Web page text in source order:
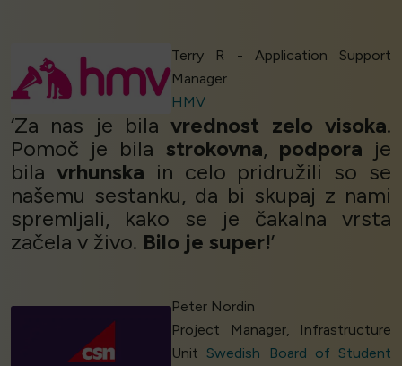
Terry R - Application Support
Manager
HMV
‘Za nas je bilavrednost zelo visoka.
Pomoč je bila strokovna, podpora je
bila vrhunska in celo pridružili so se
našemu sestanku, da bi skupaj z nami
spremljali, kako se je čakalna vrsta
začela v živo. Bilo je super!’
Peter Nordin
Project Manager, Infrastructure
Unit Swedish Board of Student